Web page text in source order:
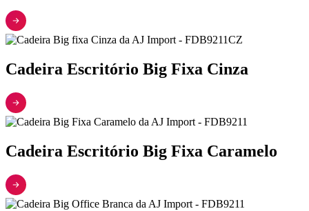
Cadeira Escritório Big Fixa Cinza
Cadeira Escritório Big Fixa Caramelo